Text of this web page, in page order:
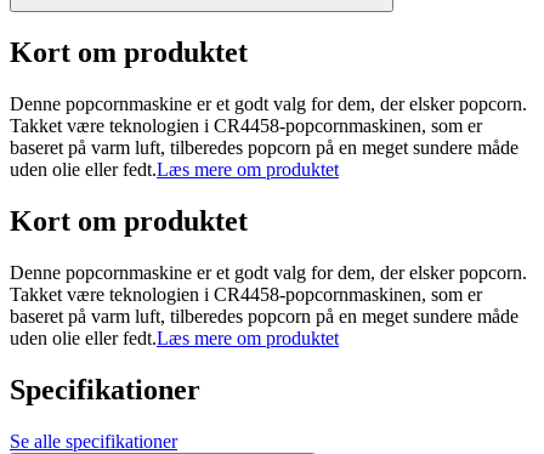
Kort om produktet
Denne popcornmaskine er et godt valg for dem, der elsker popcorn.
Takket være teknologien i CR4458-popcornmaskinen, som er
baseret på varm luft, tilberedes popcorn på en meget sundere måde
uden olie eller fedt.Læs mere om produktet
Kort om produktet
Denne popcornmaskine er et godt valg for dem, der elsker popcorn.
Takket være teknologien i CR4458-popcornmaskinen, som er
baseret på varm luft, tilberedes popcorn på en meget sundere måde
uden olie eller fedt.Læs mere om produktet
Specifikationer
Se alle specifikationer